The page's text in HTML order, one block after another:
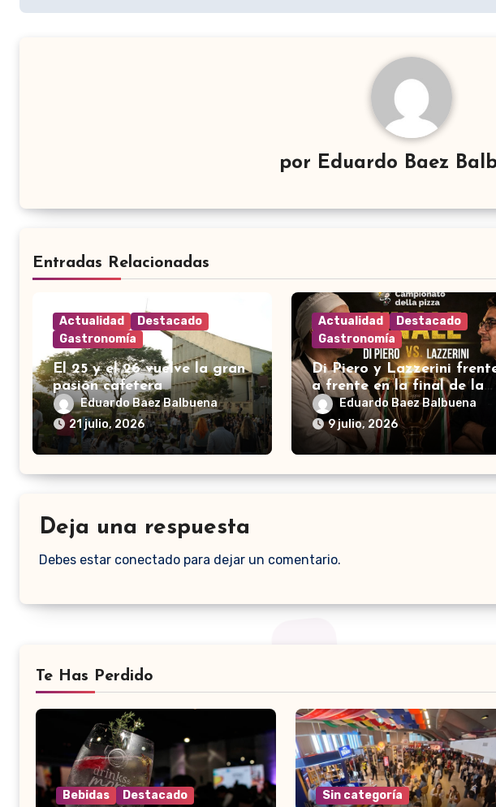
entradas
por Eduardo Baez
Entradas Relacionadas
Actualidad
Destacado
Gastronomía
El 25 y el 26 vuelve la gran
pasión cafetera
Eduardo Baez Balbuena
21 julio, 2026
Actualidad
Destacado
Gastronomía
Di Piero y Lazzerini
a frente en la final de la
pizzaEduardo Baez Balbuena
9 julio, 2026
Deja una respuesta
Debes estar conectado para dejar un comentario.
Te Has Perdido
Bebidas Destacado Sin categoría